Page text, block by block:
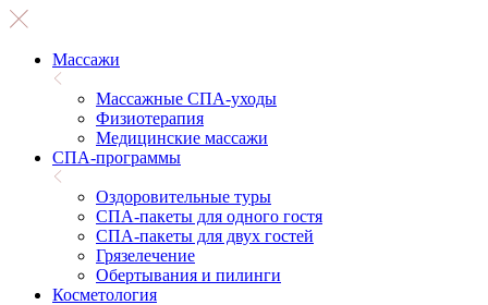
Массажи
Массажные СПА-уходы
Физиотерапия
Медицинские массажи
СПА-программы
Оздоровительные туры
СПА-пакеты для одного гостя
СПА-пакеты для двух гостей
Грязелечение
Обертывания и пилинги
Косметология